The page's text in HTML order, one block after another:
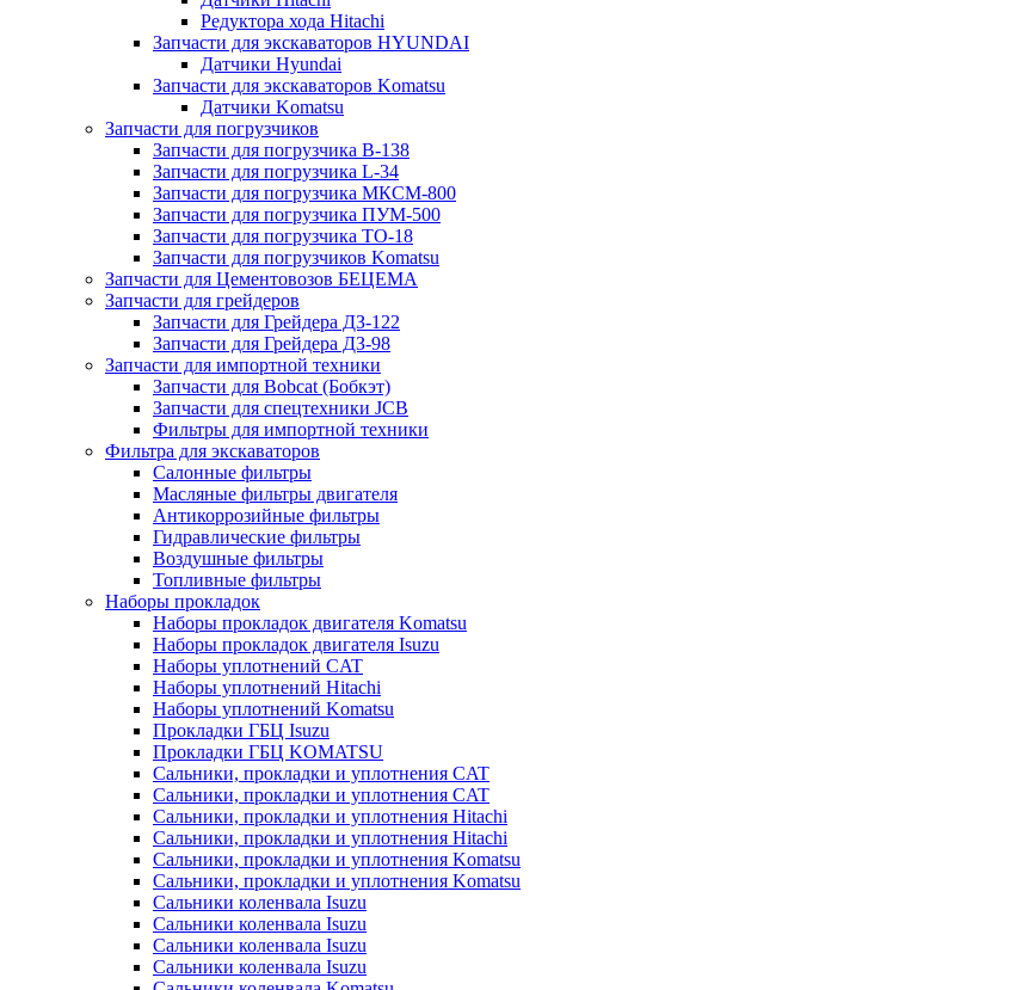
Редуктора хода Hitachi
Запчасти для экскаваторов HYUNDAI
Датчики Hyundai
Запчасти для экскаваторов Komatsu
Датчики Komatsu
Запчасти для погрузчиков
Запчасти для погрузчика B-138
Запчасти для погрузчика L-34
Запчасти для погрузчика МКСМ-800
Запчасти для погрузчика ПУМ-500
Запчасти для погрузчика ТО-18
Запчасти для погрузчиков Komatsu
Запчасти для Цементовозов БЕЦЕМА
Запчасти для грейдеров
Запчасти для Грейдера ДЗ-122
Запчасти для Грейдера ДЗ-98
Запчасти для импортной техники
Запчасти для Bobcat (Бобкэт)
Запчасти для спецтехники JCB
Фильтры для импортной техники
Фильтра для экскаваторов
Салонные фильтры
Масляные фильтры двигателя
Антикоррозийные фильтры
Гидравлические фильтры
Воздушные фильтры
Топливные фильтры
Наборы прокладок
Наборы прокладок двигателя Komatsu
Наборы прокладок двигателя Isuzu
Наборы уплотнений CAT
Наборы уплотнений Hitachi
Наборы уплотнений Komatsu
Прокладки ГБЦ Isuzu
Прокладки ГБЦ KOMATSU
Сальники, прокладки и уплотнения CAT
Сальники, прокладки и уплотнения CAT
Сальники, прокладки и уплотнения Hitachi
Сальники, прокладки и уплотнения Hitachi
Сальники, прокладки и уплотнения Komatsu
Сальники, прокладки и уплотнения Komatsu
Сальники коленвала Isuzu
Сальники коленвала Isuzu
Сальники коленвала Isuzu
Сальники коленвала Isuzu